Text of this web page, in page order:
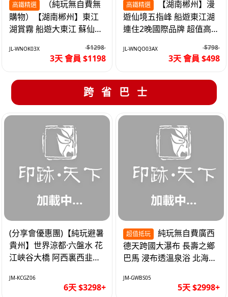
高鐵精選
購物）【湖南郴州】東江
湖賞霧 船遊大東江 蘇仙嶺
JL-WNOK03X $1298
3天 會員 $1198
高鐵精選
遊仙境五指峰 船遊東江湖
連住2晚國際品牌 超值高
JL-WNQO03AX $798
3天 會員 $498
跨省巴士
(分享會優惠團)【純玩避暑
貴州】世界涼都·六盤水 花
江峽谷大橋 阿西裏西韭菜
JM-KCGZ06
6天 $3298+
超值抵玩
德天跨國大瀑布 長壽之鄉
巴馬 浸布透溫泉浴 北海銀
JM-GWBS05
5天 $2998+